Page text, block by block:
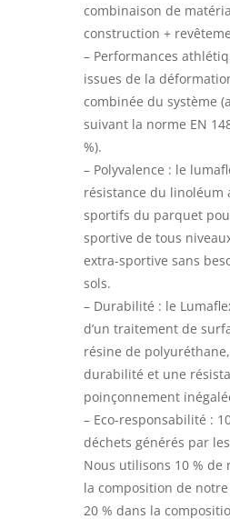
combinaison de
construction +
– Performances
issues de la
combinée du système
suivant la norme EN
%).
– Polyvalence : le
résistance du linoléum
sportifs du parquet
sportive de tous
extra-sportive sans
sols.
– Durabilité : le
d’un traitement de
résine de
durabilité et une
poinçonnement
– Eco-responsabilité :
déchets générés par
Nous utilisons 10 % de
la composition de
20 % dans la